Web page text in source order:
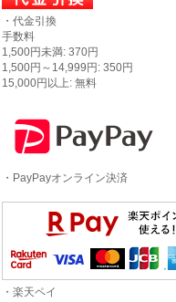
・代金引換
手数料
1,500円未満: 370円
1,500円～14,999円: 350円
15,000円以上: 無料
・PayPayオンライン決済
・楽天ペイ